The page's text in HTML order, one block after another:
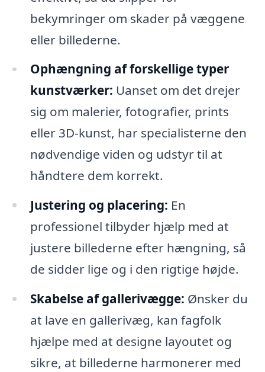
bekymringer om skader på væggene
eller billederne.
Ophængning af forskellige typer
kunstværker: Uanset om det drejer
sig om malerier, fotografier, prints
eller 3D-kunst, har specialisterne den
nødvendige viden og udstyr til at
håndtere dem korrekt.
Justering og placering: En
professionel tilbyder hjælp med at
justere billederne efter hængning, så
de sidder lige og i den rigtige højde.
Skabelse af gallerivægge: Ønsker du
at lave en gallerivæg, kan fagfolk
hjælpe med at designe layoutet og
sikre, at billederne harmonerer med